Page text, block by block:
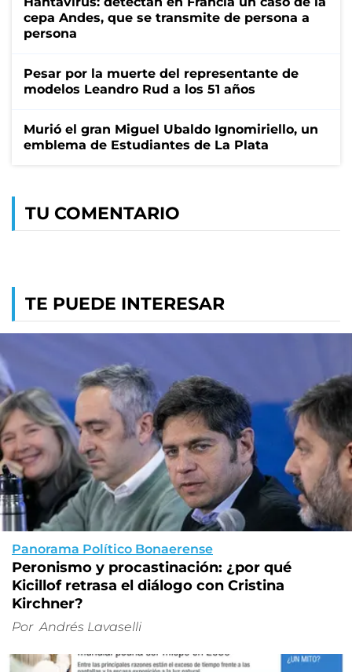
cepa Andes, que se transmite de persona a
persona
Pesar por la muerte del representante de
modelos Leandro Rud a los 51 años
Murió el gran Miguel Ubaldo Ignomiriello, un
emblema de Estudiantes de La Plata
TU COMENTARIO
TE PUEDE INTERESAR
Panorama Político Bonaerense
Peronismo y procastinación: ¿por qué
Kicillof retrasa el diálogo con Cristina
Kirchner?
Por Andrés Lavaselli